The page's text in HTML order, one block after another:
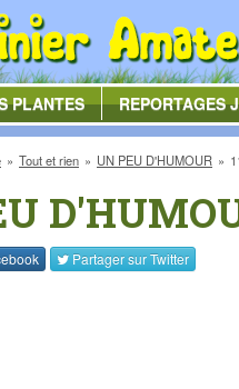
PLANTES REPORTAGES
Tout et rien UN PEU D'HUMOUR
Partager surTwitter